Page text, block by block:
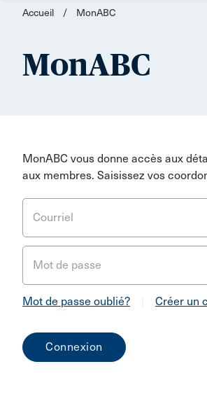
Accueil / MonABC
MonABC
MonABC vous donne accès aux
aux membres. Saisissez vos
Courriel
Mot de passe
Mot de passe oublié? Créer un